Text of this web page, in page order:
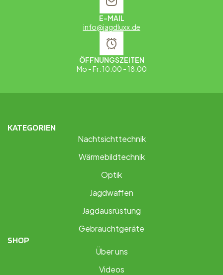
E-MAIL
info@jagdluxx.de
ÖFFNUNGSZEITEN
Mo - Fr: 10.00 - 18.00
KATEGORIEN
Nachtsichttechnik
Wärmebildtechnik
Optik
Jagdwaffen
Jagdausrüstung
Gebrauchtgeräte
SHOP
Über uns
Videos